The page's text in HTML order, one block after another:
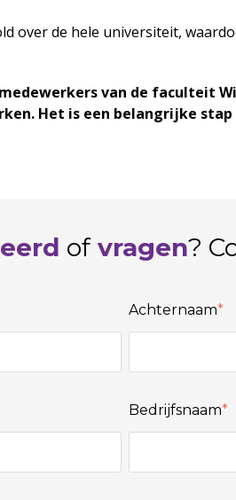
over de hele universiteit,
van de faculteit
Het is een belangrijke
ofvragen?
Achternaam*
Bedrijfsnaam*